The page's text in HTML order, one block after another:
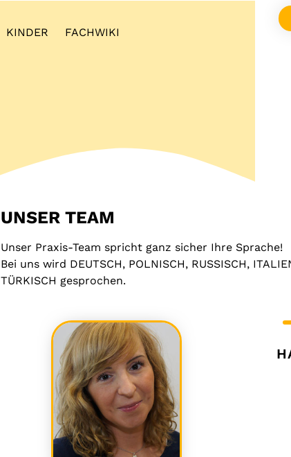
KINDER FACHWIKI
UNSER TEAM
Unser Praxis-Team spricht ganz sicher Ihre Sprache!
Bei uns wird DEUTSCH, POLNISCH, RUSSISCH,
TÜRKISCH gesprochen.